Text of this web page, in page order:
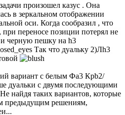
произошел казус . Она
в зеркальном отображении
оси. Когда сообразил , что
переносе позиции потерял не
и черную пешку на h3
Так что дуальку 2)Лh3
вариант с белым Фа3 Крb2/
дуальки с двумя последующими
найдя таких вариантов, которые
предыдущим решениям,